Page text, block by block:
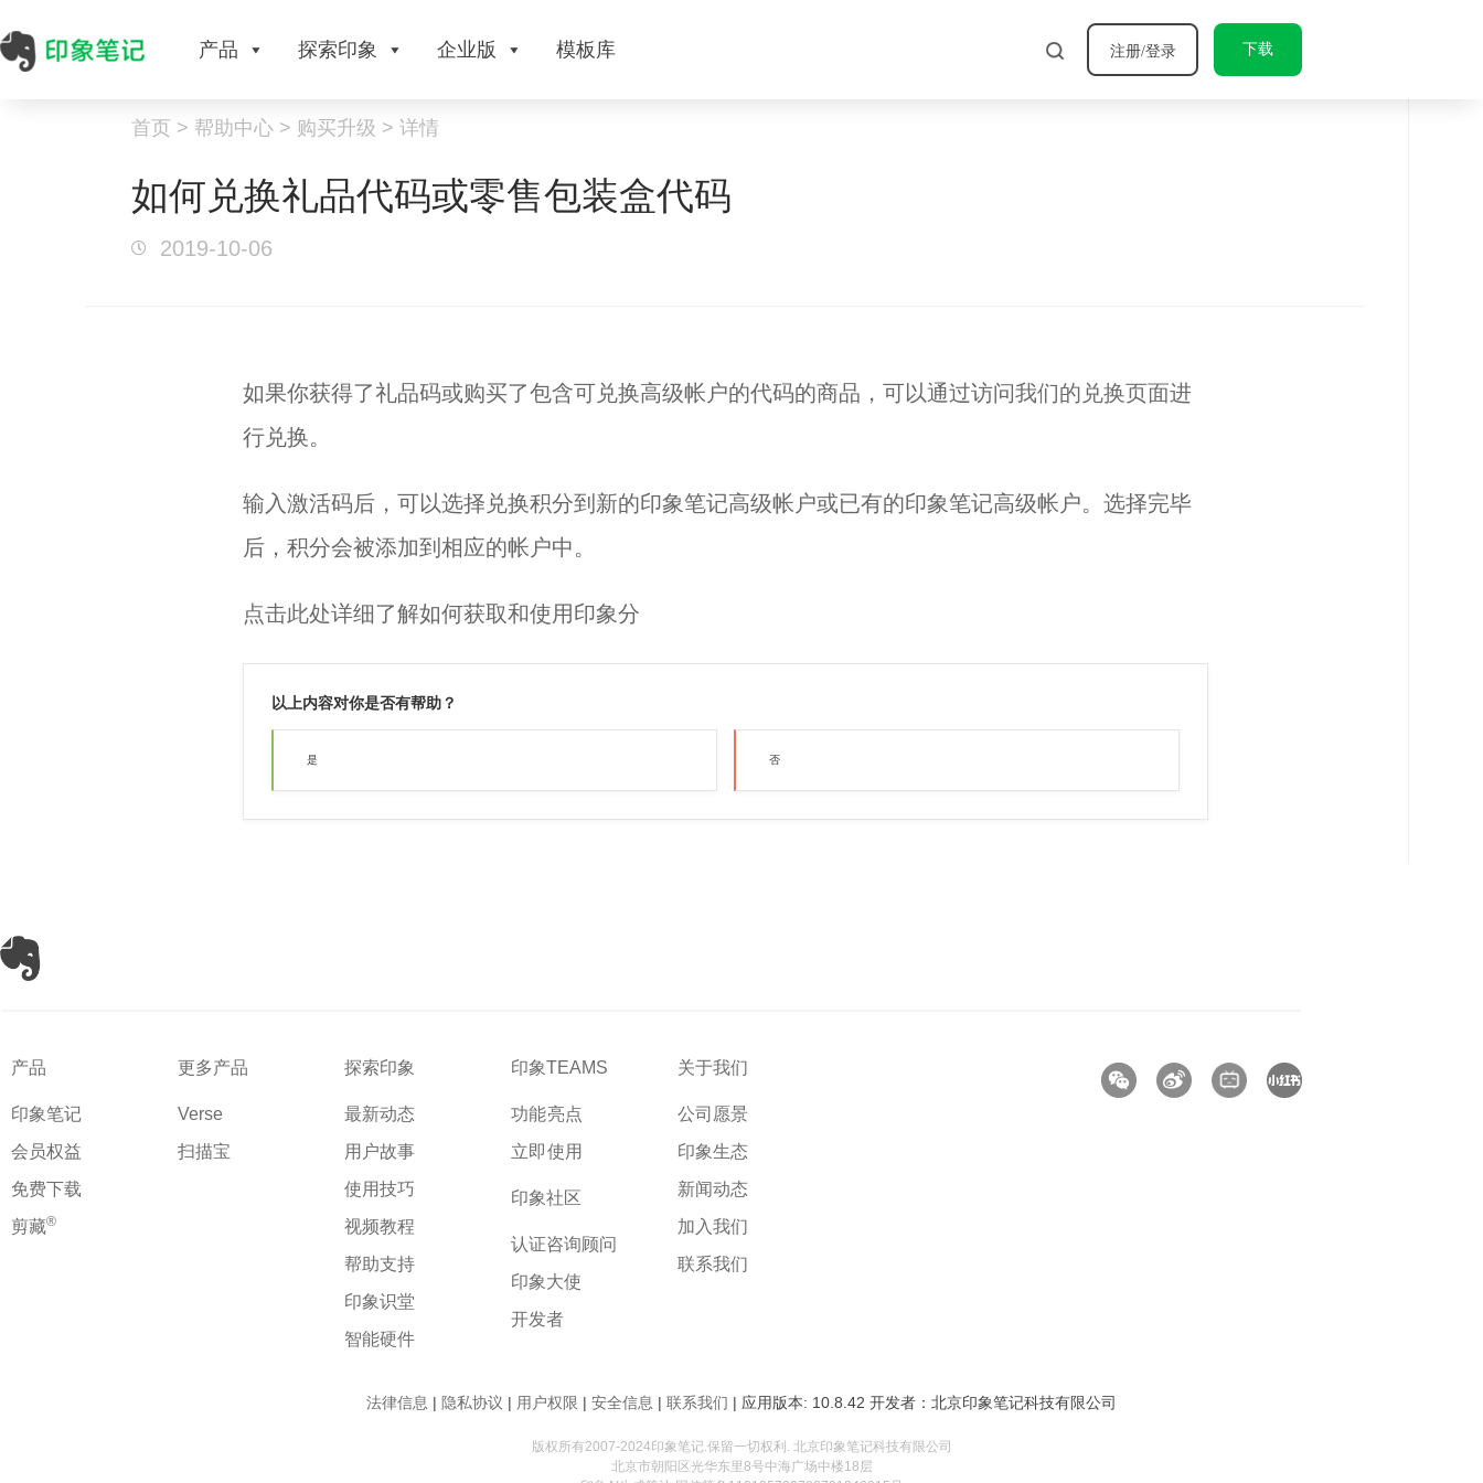
产品 探索印象 企业版 模板库 下载
注册/登录
首页 > 帮助中心 > 购买升级 > 详情
如何兑换礼品代码或零售包装盒代码
2019-10-06
如果你获得了礼品码或购买了包含可兑换高级帐户的代码的商品，可以通过访问我们的兑换页面进
行兑换。
输入激活码后，可以选择兑换积分到新的印象笔记高级帐户或已有的印象笔记高级帐户。选择完毕
后，积分会被添加到相应的帐户中。
点击此处详细了解如何获取和使用印象分
以上内容对你是否有帮助？
是 否
产品
印象笔记
会员权益
免费下载
剪藏®
更多产品
Verse
扫描宝
探索印象
最新动态
用户故事
使用技巧
视频教程
帮助支持
印象识堂
智能硬件
印象TEAMS
功能亮点
立即使用
印象社区
认证咨询顾问
印象大使
开发者
关于我们
公司愿景
印象生态
新闻动态
加入我们
联系我们
法律信息 | 隐私协议 | 用户权限 | 安全信息 | 联系我们 | 应用版本: 10.8.42 开发者：北京印象笔记科技有限公司
版权所有2007-2024印象笔记.保留一切权利. 北京印象笔记科技有限公司
北京市朝阳区光华东里8号中海广场中楼18层